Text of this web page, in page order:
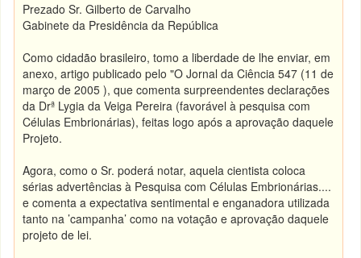
Prezado Sr. Gilberto de Carvalho
Gabinete da Presidência da República
Como cidadão brasileiro, tomo a liberdade de lhe enviar, em
anexo, artigo publicado pelo "O Jornal da Ciência 547 (11 de
março de 2005 ), que comenta surpreendentes declarações
da Drª Lygia da Veiga Pereira (favorável à pesquisa com
Células Embrionárias), feitas logo após a aprovação daquele
Projeto.
Agora, como o Sr. poderá notar, aquela cientista coloca
sérias advertências à Pesquisa com Células Embrionárias....
e comenta a expectativa sentimental e enganadora utilizada
tanto na ’campanha’ como na votação e aprovação daquele
projeto de lei.